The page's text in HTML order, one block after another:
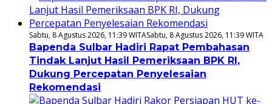
Sabtu, 8 Agustus 2026, 11:39 WITASabtu, 8 Agustus 2026, 11:39 WITA
Bapenda Sulbar Hadiri Rapat Pembahasan
Tindak Lanjut Hasil Pemeriksaan BPK RI,
Dukung Percepatan Penyelesaian
Rekomendasi